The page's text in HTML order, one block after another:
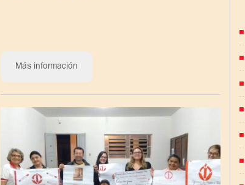
Más información